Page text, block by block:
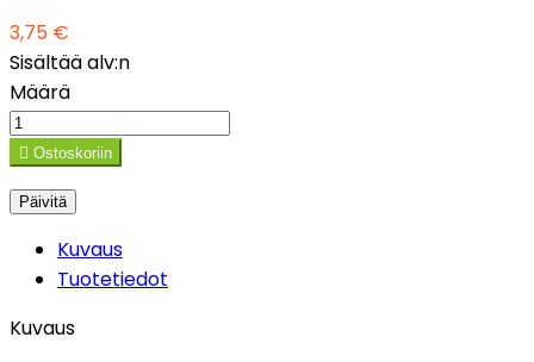
3,75 €
Sisältää alv:n
Määrä
 Ostoskoriin
Kuvaus
Tuotetiedot
Kuvaus